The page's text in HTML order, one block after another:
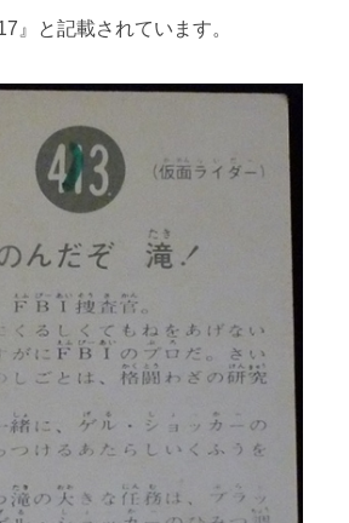
』と記載されています。